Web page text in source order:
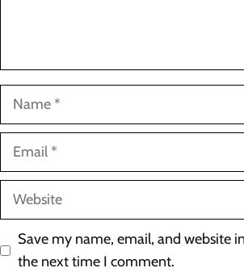
Name
Email
Website
Save my name, email, and website
the next time I comment.